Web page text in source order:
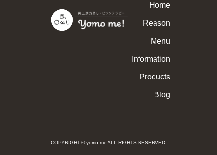
Home
Reason
Menu
Information
Products
Blog
COPYRIGHT © yomo-me ALL RIGHTS RESERVED.